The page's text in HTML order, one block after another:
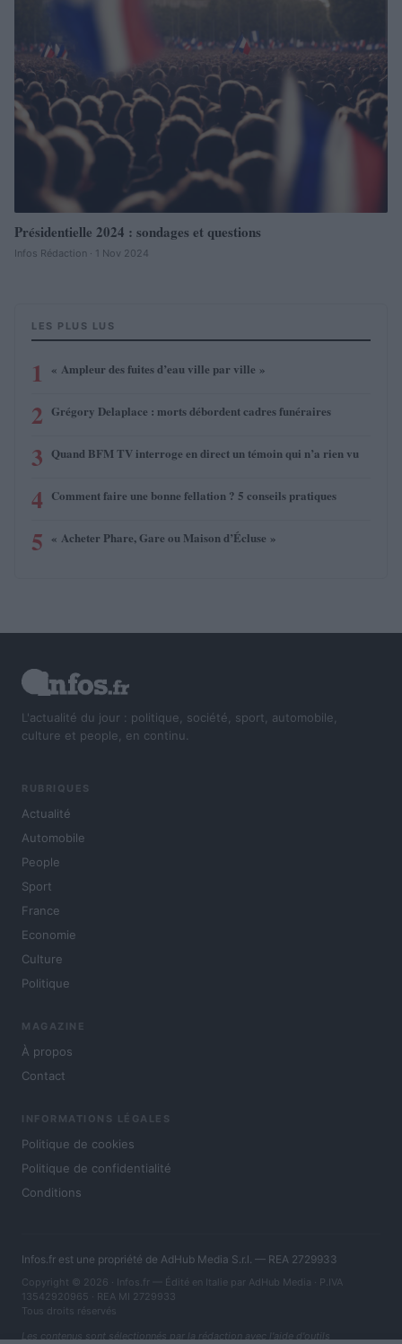
Présidentielle 2024 : sondages et questions
Infos Rédaction · 1 Nov 2024
LES PLUS LUS
1 « Ampleur des fuites d’eau ville par ville »
2 Grégory Delaplace : morts débordent cadres funéraires
3 Quand BFM TV interroge en direct un témoin qui n’a rien vu
4 Comment faire une bonne fellation ? 5 conseils pratiques
5 « Acheter Phare, Gare ou Maison d’Écluse »
L'actualité du jour : politique, société, sport, automobile,
culture et people, en continu.
RUBRIQUES
Actualité
Automobile
People
Sport
France
Economie
Culture
Politique
MAGAZINE
À propos
Contact
INFORMATIONS LÉGALES
Politique de cookies
Politique de confidentialité
Conditions
Infos.fr est une propriété de AdHub Media S.r.l. — REA 2729933
Copyright © 2026 · Infos.fr — Édité en Italie par AdHub Media · P.IVA
13542920965 · REA MI 2729933
Tous droits réservés
Les contenus sont sélectionnés par la rédaction avec l'aide d'outils